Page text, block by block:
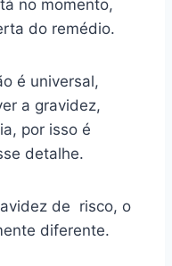
no momento,
do remédio.
é universal,
a gravidez,
por isso é
detalhe.
de risco, o
diferente.